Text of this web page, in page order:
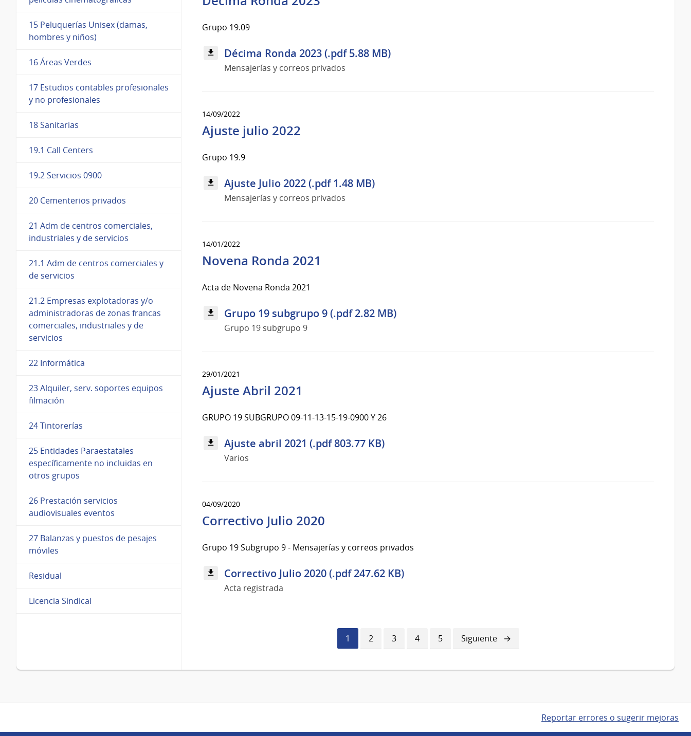
15 Peluquerías Unisex (damas,
hombres y niños)
16 Áreas Verdes
17 Estudios contables profesionales
y no profesionales
18 Sanitarias
19.1 Call Centers
19.2 Servicios 0900
20 Cementerios privados
21 Adm de centros comerciales,
industriales y de servicios
21.1 Adm de centros comerciales y
de servicios
21.2 Empresas explotadoras y/o
administradoras de zonas francas
comerciales, industriales y de
servicios
22 Informática
23 Alquiler, serv. soportes equipos
filmación
24 Tintorerías
25 Entidades Paraestatales
específicamente no incluidas en
otros grupos
26 Prestación servicios
audiovisuales eventos
27 Balanzas y puestos de pesajes
móviles
Residual
Licencia Sindical
Grupo 19.09
Décima Ronda 2023 (.pdf 5.88 MB)
Mensajerías y correos privados
14/09/2022
Ajuste julio 2022
Grupo 19.9
Ajuste Julio 2022 (.pdf 1.48 MB)
Mensajerías y correos privados
14/01/2022
Novena Ronda 2021
Acta de Novena Ronda 2021
Grupo 19 subgrupo 9 (.pdf 2.82 MB)
Grupo 19 subgrupo 9
29/01/2021
Ajuste Abril 2021
GRUPO 19 SUBGRUPO 09-11-13-15-19-0900 Y 26
Ajuste abril 2021 (.pdf 803.77 KB)
Varios
04/09/2020
Correctivo Julio 2020
Grupo 19 Subgrupo 9 - Mensajerías y correos privados
Correctivo Julio 2020 (.pdf 247.62 KB)
Acta registrada
Página
actual
1 Página
2 Página
3 Página
4 Página
5
Siguiente
página
Siguiente
Reportar errores o sugerir mejoras